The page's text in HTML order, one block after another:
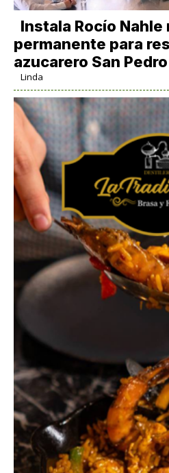
Instala Rocío
permanente para
azucarero San Pedro
Linda